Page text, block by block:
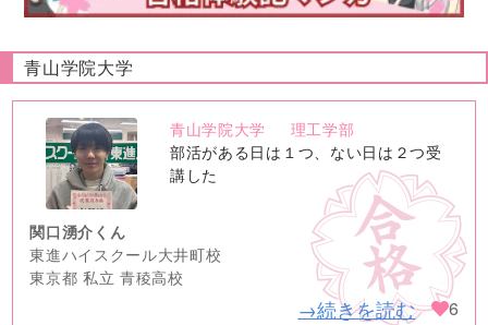
青山学院大学
no
image
青山学院大学
理工学部
部活がある日は１つ、ない日は２つ受
講した
関口湧介くん
東進ハイスクール大井町校
東京都 私立 青稜高校
→続きを読む 6